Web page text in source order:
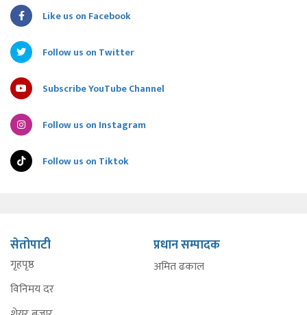
Like us on Facebook
Follow us on Twitter
Subscribe YouTube Channel
Follow us on Instagram
Follow us on Tiktok
सेतोपाटी
गृहपृष्ठ
विनिमय दर
प्रधान सम्पादक
अमित ढकाल